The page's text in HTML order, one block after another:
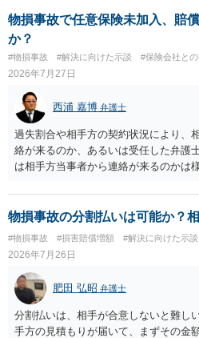
は、弁護士が介入することにより増額
で、以下の資料・情報を準備した上で
をお勧めいたします。 ・相手方保険会
示書類 ・叔母様の診断名、けがの内容
・入院の有無、通院回数 ・現在も症状
やご家族等が加入している保険に、今
用特約が付帯しているか なお、被害者
で、弁護士が受任する場合には、叔母
る必要があります。日本語での十分な
ので、そのあたりのご事情も踏まえて
物損事故で任意保険未加入、賠
か？
#物損事故 #解決に向けた示談 #保険会社と
2026年7月27日
西浦 嘉博 弁護士
過失割合や相手方の契約状況により、
絡が来るのか、あるいは受任した弁護
は相手方当事者から連絡が来るのかは
金の支払いにつき、分割払いに合意す
合意しなければ和解できないことにな
に、交渉の方向性につき、最寄りの法
ことも検討ください。
物損事故の分割払いは可能か？
#物損事故 #損害賠償増額 #解決に向けた示談
2026年7月26日
肥田 弘昭 弁護士
分割払いは、相手が合意しないと難し
手方の見積もりが届いて、まずその金